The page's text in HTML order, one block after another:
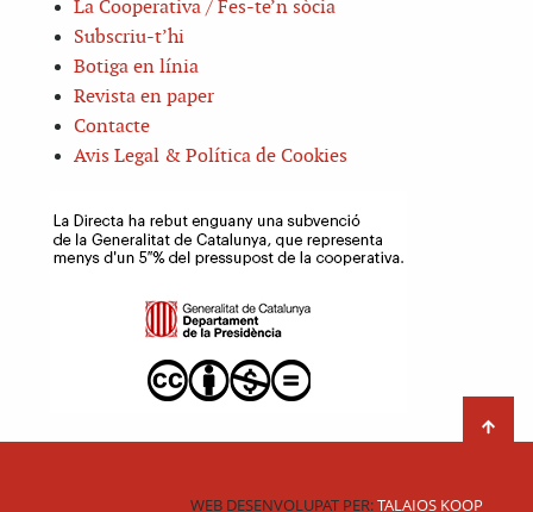
La Cooperativa / Fes-te’n sòcia
Subscriu-t’hi
Botiga en línia
Revista en paper
Contacte
Avis Legal & Política de Cookies
WEB DESENVOLUPAT PER:TALAIOS KOOP